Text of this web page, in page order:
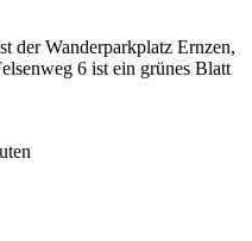
der Wanderparkplatz Ernzen,
6 ist ein grünes Blatt